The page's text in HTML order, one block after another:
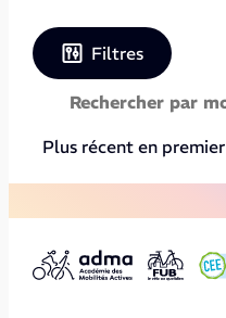
Filtres
Plus récent en premier